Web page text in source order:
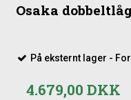
Osaka
På eksternt lager -
4.679,00 DKK